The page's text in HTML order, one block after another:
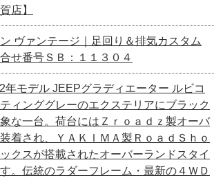
店】
ヴァンテージ｜足回り＆排気カスタム
せ番号ＳＢ：１１３０４
モデル JEEPグラディエーター ルビコ
ィンググレーのエクステリアにブラック
な一台。荷台にはＺｒｏａｄｚ製オーバ
着され、ＹＡＫＩＭＡ製ＲｏａｄＳｈｏ
クスが搭載されたオーバーランドスタイ
。伝統のラダーフレーム・最新の４ＷＤ